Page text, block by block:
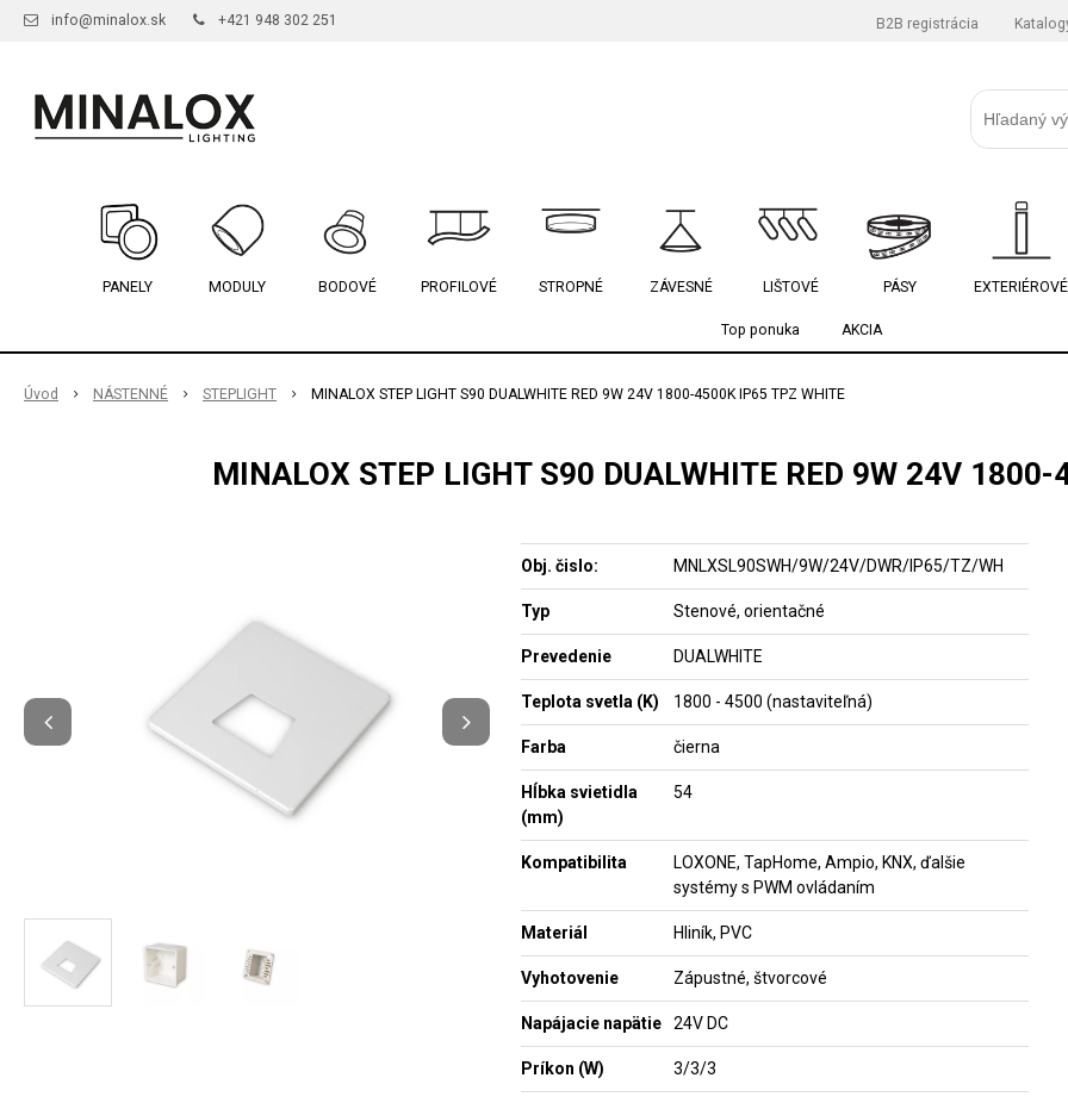
info@minalox.sk +421 948 302 251 B2B registrácia
PANELY MODULY BODOVÉ PROFILOVÉ STROPNÉ ZÁVESNÉ LIŠTOVÉ PÁSY EXTERIÉROVÉ
Top ponuka AKCIA
Úvod NÁSTENNÉ STEPLIGHT MINALOX STEP LIGHT S90 DUALWHITE RED 9W 24V 1800-4500K IP65 TPZ WHITE
MINALOX STEP LIGHT S90 DUALWHITE RED 9W 24V
Obj. čislo: MNLXSL90SWH/9W/24V/DWR/IP65/TZ/WH
Typ Stenové, orientačné
Prevedenie DUALWHITE
Teplota svetla (K) 1800 - 4500 (nastaviteľná)
Farba čierna
Hĺbka svietidla
(mm)
54
Kompatibilita
LOXONE, TapHome, Ampio, KNX, ďalšie
systémy s PWM ovládaním
Materiál Hliník, PVC
Vyhotovenie Zápustné, štvorcové
Napájacie napätie 24V DC
Príkon (W) 3/3/3